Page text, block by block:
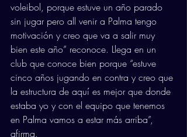
voleibol, porque estuve un año parado
sin jugar pero all venir a Palma tengo
motivación y creo que va a salir muy
bien este año” reconoce. Llega en un
club que conoce bien porque “estuve
cinco años jugando en contra y creo que
la estructura de aquí es mejor que donde
estaba yo y con el equipo que tenemos
en Palma vamos a estar más arriba”,
afirma.